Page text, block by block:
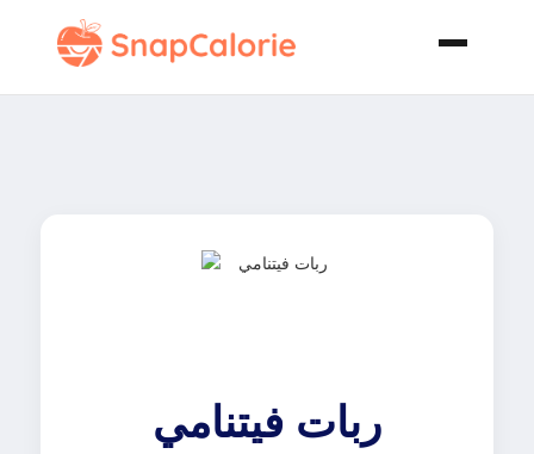
ربات فيتنامي